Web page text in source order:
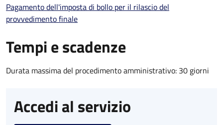
Pagamento dell'imposta di bollo per il rilascio del
provvedimento finale
Tempi e scadenze
Durata massima del procedimento amministrativo: 30 giorni
Accedi al servizio